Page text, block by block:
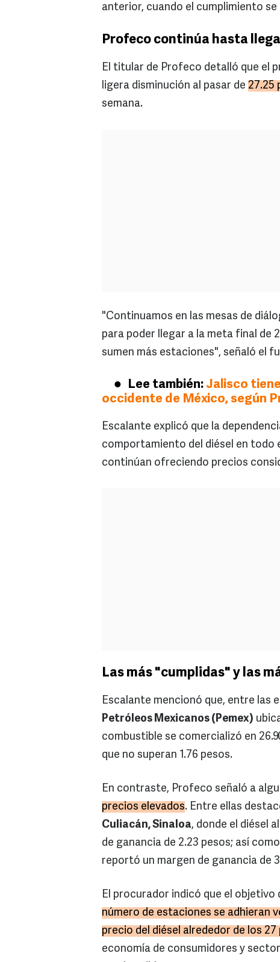
anterior, cuando el cumplimiento se
Profeco continúa hasta
El titular de Profeco detalló que el
ligera disminución al pasar de 27.25
semana.
"Continuamos en las mesas de
para poder llegar a la meta final de
sumen más estaciones", señaló el
Lee también: Jalisco
occidente de México, según
Escalante explicó que la
comportamiento del diésel en todo
continúan ofreciendo precios
Las más "cumplidas" y las
Escalante mencionó que, entre las
Petróleos Mexicanos (Pemex)
combustible se comercializó en
que no superan 1.76 pesos.
En contraste, Profeco señaló a
precios elevados. Entre ellas
Culiacán, Sinaloa, donde el diésel
de ganancia de 2.23 pesos; así
reportó un margen de ganancia de
El procurador indicó que el objetivo
número de estaciones se adhieran
precio del diésel alrededor de los
economía de consumidores y